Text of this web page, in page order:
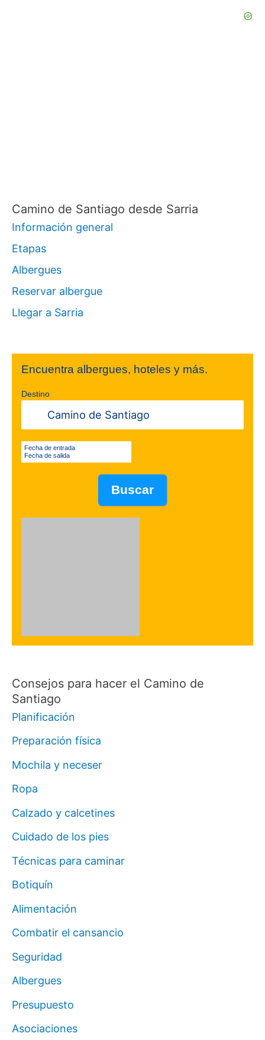
Camino de Santiago desde Sarria
Información general
Etapas
Albergues
Reservar albergue
Llegar a Sarria
Encuentra albergues, hoteles y más.
Destino
Fecha de entrada
Fecha de salida
Consejos para hacer el Camino de
Santiago
Planificación
Preparación física
Mochila y neceser
Ropa
Calzado y calcetines
Cuidado de los pies
Técnicas para caminar
Botiquín
Alimentación
Combatir el cansancio
Seguridad
Albergues
Presupuesto
Asociaciones